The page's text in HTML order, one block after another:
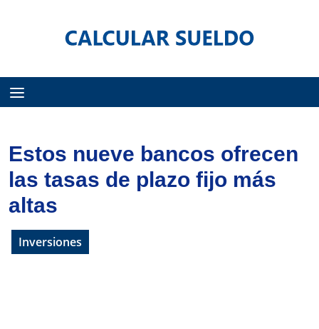
Estos nueve bancos ofrecen
las tasas de plazo fijo más
altas
Inversiones